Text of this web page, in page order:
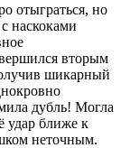
отыграться, но
наскоками
вторым
шикарный
дубль! Могла
удар ближе к
неточным.